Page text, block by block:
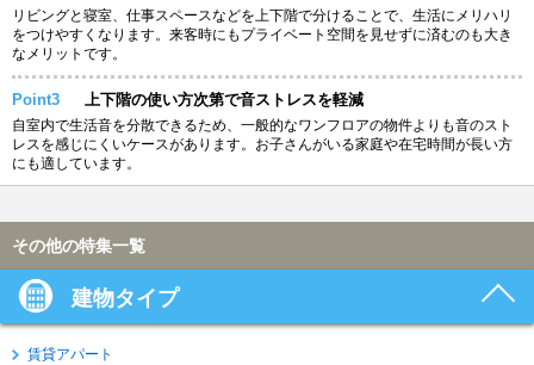
リビングと寝室、仕事スペースなどを上下階で分けることで、生活にメリハリ
をつけやすくなります。来客時にもプライベート空間を見せずに済むのも大き
なメリットです。
Point3 上下階の使い方次第で音ストレスを軽減
自室内で生活音を分散できるため、一般的なワンフロアの物件よりも音のスト
レスを感じにくいケースがあります。お子さんがいる家庭や在宅時間が長い方
にも適しています。
その他の特集一覧
建物タイプ
賃貸アパート